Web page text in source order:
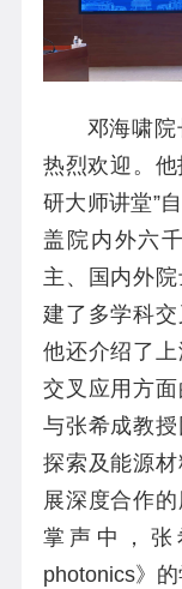
邓海啸
热烈欢迎。他
研大师讲堂”
盖院内外六
主、国内外
建了多学科交
他还介绍了
交叉应用方
与张希成教
探索及能源
展深度合作
掌声中，张
photonics》的